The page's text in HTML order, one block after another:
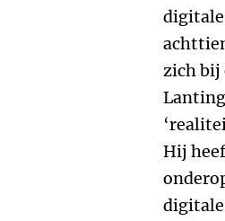
zich bij
Hij